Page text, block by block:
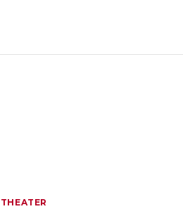
THEATER